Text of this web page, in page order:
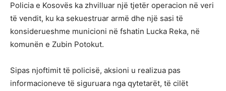
Policia e Kosovës ka zhvilluar një tjetër operacion në veri
të vendit, ku ka sekuestruar armë dhe një sasi të
konsiderueshme municioni në fshatin Lucka Reka, në
komunën e Zubin Potokut.
Sipas njoftimit të policisë, aksioni u realizua pas
informacioneve të siguruara nga qytetarët, të cilët